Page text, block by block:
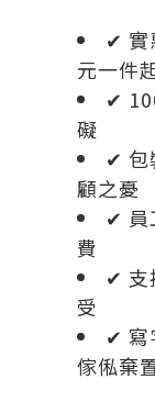
✔ 實
元一件
✔
礙
✔ 包
顧之憂
✔ 員
費
✔ 支
受
✔ 寫
傢俬棄